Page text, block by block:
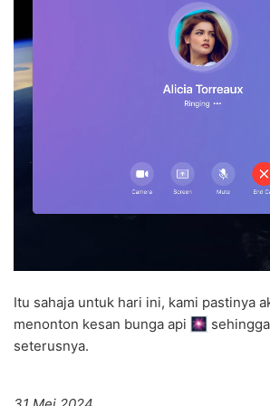
Itu sahaja untuk hari ini, kami pastinya
menonton kesan bunga api
seterusnya.